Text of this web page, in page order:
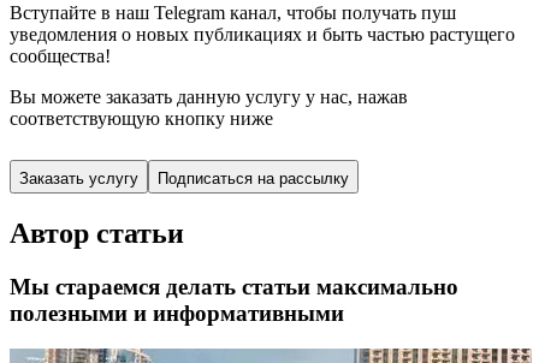
Вступайте в наш Telegram канал, чтобы получать пуш
уведомления о новых публикациях и быть частью растущего
сообщества!
Вы можете заказать данную услугу у нас, нажав
соответствующую кнопку ниже
Заказать услугу Подписаться на рассылку
Автор статьи
Мы стараемся делать статьи максимально
полезными и информативными